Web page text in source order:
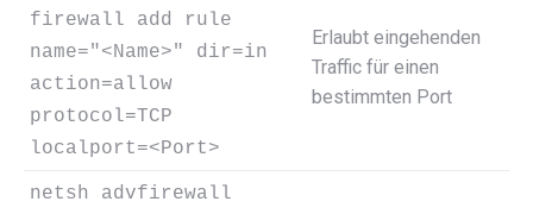
firewall add rule
name="<Name>" dir=in
action=allow
protocol=TCP
localport=<Port>
Erlaubt eingehenden
Traffic für einen
bestimmten Port
netsh advfirewall